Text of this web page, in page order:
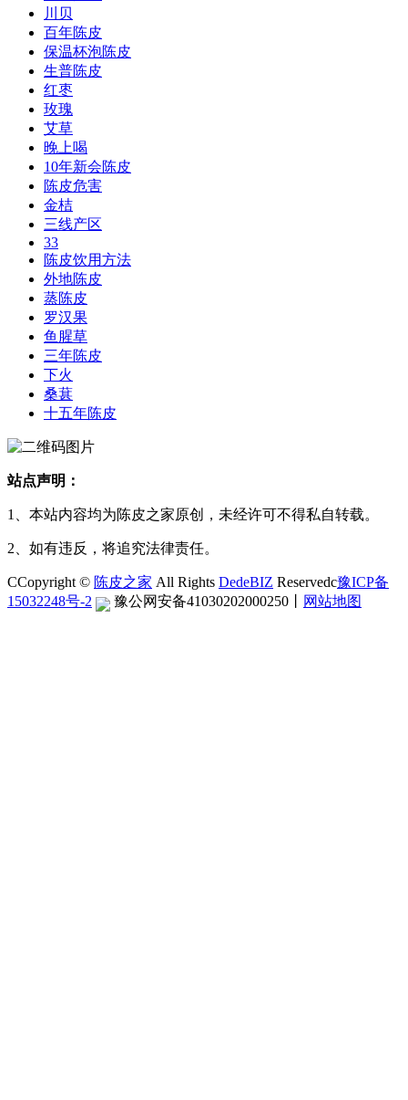
川贝
百年陈皮
保温杯泡陈皮
生普陈皮
红枣
玫瑰
艾草
晚上喝
10年新会陈皮
陈皮危害
金桔
三线产区
33
陈皮饮用方法
外地陈皮
蒸陈皮
罗汉果
鱼腥草
三年陈皮
下火
桑葚
十五年陈皮
站点声明：
1、本站内容均为陈皮之家原创，未经许可不得私自转载。
2、如有违反，将追究法律责任。
CCopyright © 陈皮之家 All Rights DedeBIZ Reservedc豫ICP备
15032248号-2
豫公网安备41030202000250 网站地图